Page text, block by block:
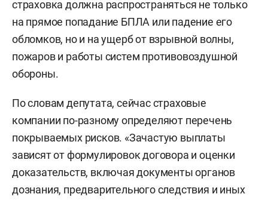
страховка должна распространяться не только
на прямое попадание БПЛА или падение его
обломков, но и на ущерб от взрывной волны,
пожаров и работы систем противовоздушной
обороны.
По словам депутата, сейчас страховые
компании по-разному определяют перечень
покрываемых рисков. «Зачастую выплаты
зависят от формулировок договора и оценки
доказательств, включая документы органов
дознания, предварительного следствия и иных